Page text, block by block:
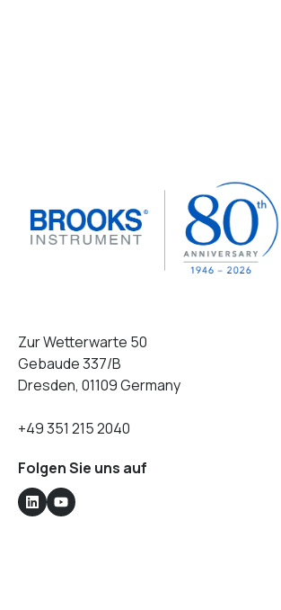
Zur Wetterwarte 50
Gebaude 337/B
Dresden, 01109 Germany
+49 351 215 2040
Folgen Sie uns auf